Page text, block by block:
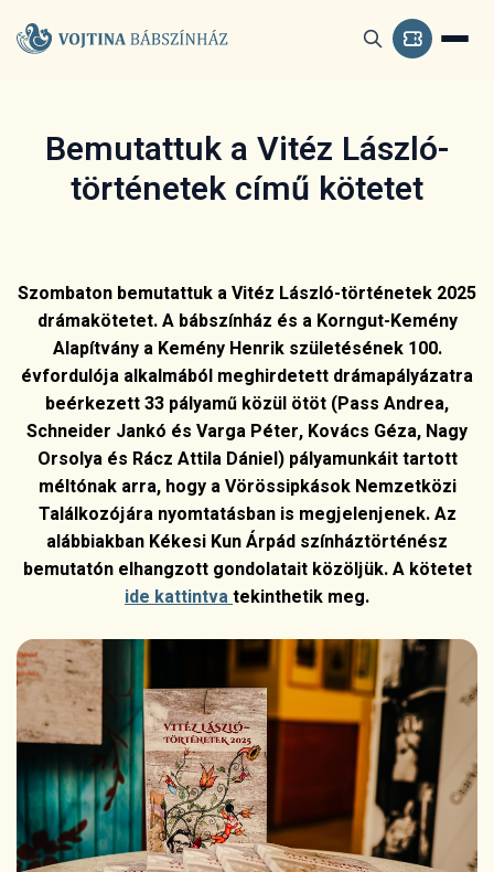
Bemutattuk a Vitéz László-
történetek című kötetet
Szombaton bemutattuk a Vitéz László-történetek 2025
drámakötetet. A bábszínház és a Korngut-Kemény
Alapítvány a Kemény Henrik születésének 100.
évfordulója alkalmából meghirdetett drámapályázatra
beérkezett 33 pályamű közül ötöt (Pass Andrea,
Schneider Jankó és Varga Péter, Kovács Géza, Nagy
Orsolya és Rácz Attila Dániel) pályamunkáit tartott
méltónak arra, hogy a Vörössipkások Nemzetközi
Találkozójára nyomtatásban is megjelenjenek. Az
alábbiakban Kékesi Kun Árpád színháztörténész
bemutatón elhangzott gondolatait közöljük. A kötetet
ide kattintvatekinthetik meg.